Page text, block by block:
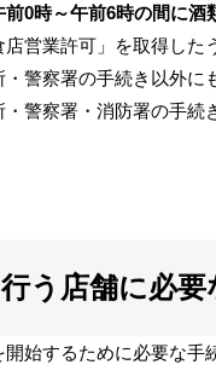
前0時～午前6時の間に酒
営業許可」を取得し
警察署の手続き以外に
警察署・消防署の手続
う店舗に必
始するために必要な手